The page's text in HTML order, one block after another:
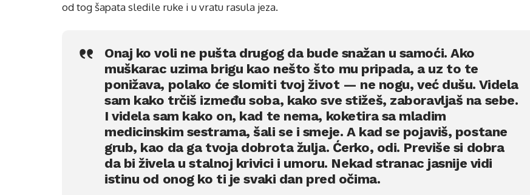
od tog šapata sledile ruke i u vratu rasula jeza.
Onaj ko voli ne pušta drugog da bude snažan u samoći. Ako
muškarac uzima brigu kao nešto što mu pripada, a uz to te
ponižava, polako će slomiti tvoj život — ne nogu, već dušu. Videla
sam kako trčiš između soba, kako sve stižeš, zaboravljaš na sebe.
I videla sam kako on, kad te nema, koketira sa mladim
medicinskim sestrama, šali se i smeje. A kad se pojaviš, postane
grub, kao da ga tvoja dobrota žulja. Ćerko, odi. Previše si dobra
da bi živela u stalnoj krivici i umoru. Nekad stranac jasnije vidi
istinu od onog ko ti je svaki dan pred očima.